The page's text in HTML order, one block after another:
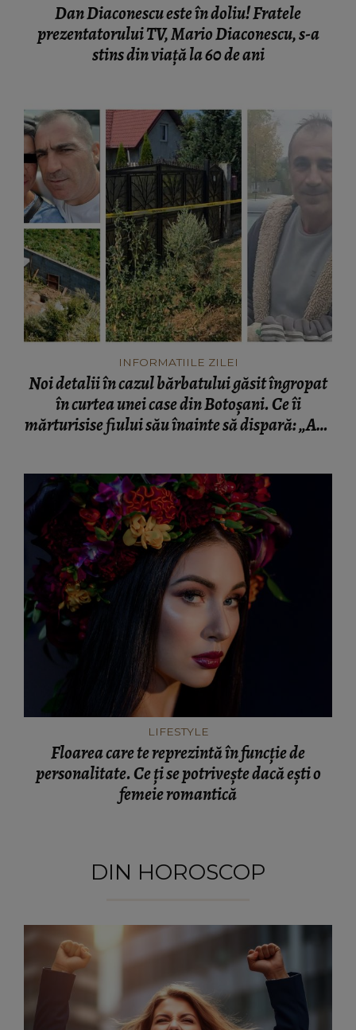
Dan Diaconescu este în doliu! Fratele
prezentatorului TV, Mario Diaconescu, s-a
stins din viață la 60 de ani
INFORMATIILE ZILEI
Noi detalii în cazul bărbatului găsit îngropat
în curtea unei case din Botoșani. Ce îi
mărturisise fiului său înainte să dispară: „Așa
LIFESTYLE
Floarea care te reprezintă în funcție de
personalitate. Ce ți se potrivește dacă ești o
femeie romantică
DIN HOROSCOP